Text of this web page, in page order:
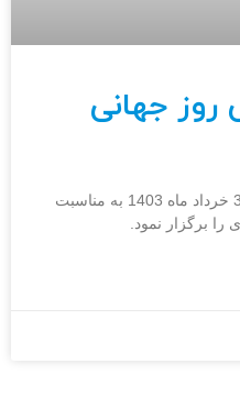
جهانی
انجمن دیستروفی ایران در تایخ 31 خرداد ماه 1403 به مناسبت